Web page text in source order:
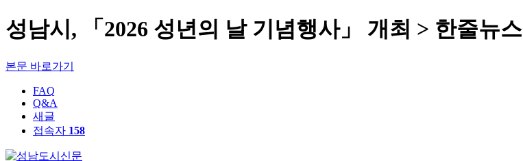
성남시, 「2026 성년의 날 기념행사」 개최 > 한줄뉴스
본문 바로가기
FAQ
Q&A
새글
접속자 158